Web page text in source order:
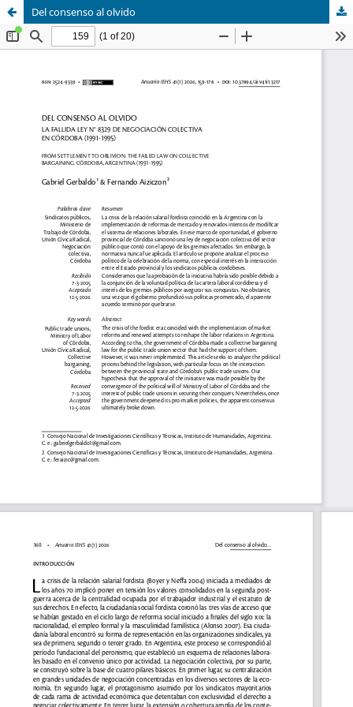
Del consenso al olvido